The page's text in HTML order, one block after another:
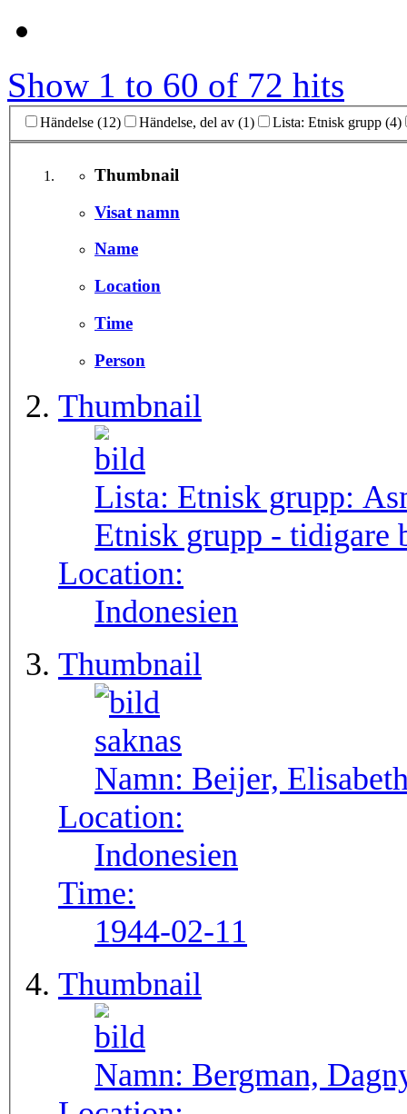
Show 1 to 60 of 72 hits
Händelse (12) Händelse, del av (1) Lista: Etnisk grupp (4)
Thumbnail
Visat namn
Name
Location
Time
Person
Thumbnail
Lista: Etnisk grupp:
Etnisk grupp - tidigare
Location:
Indonesien
Thumbnail
Namn: Beijer,
Location:
Indonesien
Time:
1944-02-11
Thumbnail
Namn: Bergman,